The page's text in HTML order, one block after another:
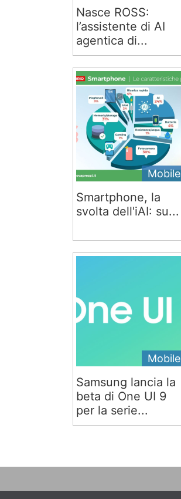
Nasce ROSS:
l’assistente di AI
agentica di...
Mobile
Smartphone, la
svolta dell'iAI: su...
Mobile
Samsung lancia la
beta di One UI 9
per la serie...